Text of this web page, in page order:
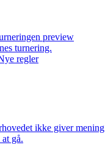
preview
turnering.
regler
ikke giver mening
gå.